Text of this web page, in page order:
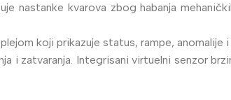
nastanke kvarova zbog habanja
koji prikazuje status, rampe, anomalije
zatvaranja. Integrisani virtuelni senzor